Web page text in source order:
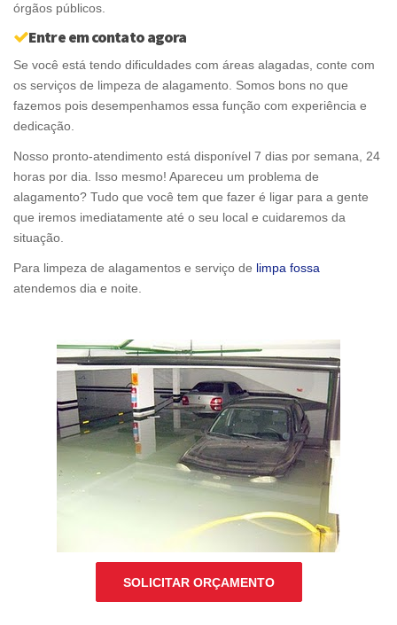
órgãos públicos.
Entre em contato agora
Se você está tendo dificuldades com áreas alagadas, conte com
os serviços de limpeza de alagamento. Somos bons no que
fazemos pois desempenhamos essa função com experiência e
dedicação.
Nosso pronto-atendimento está disponível 7 dias por semana, 24
horas por dia. Isso mesmo! Apareceu um problema de
alagamento? Tudo que você tem que fazer é ligar para a gente
que iremos imediatamente até o seu local e cuidaremos da
situação.
Para limpeza de alagamentos e serviço de limpa fossa
atendemos dia e noite.
SOLICITAR ORÇAMENTO